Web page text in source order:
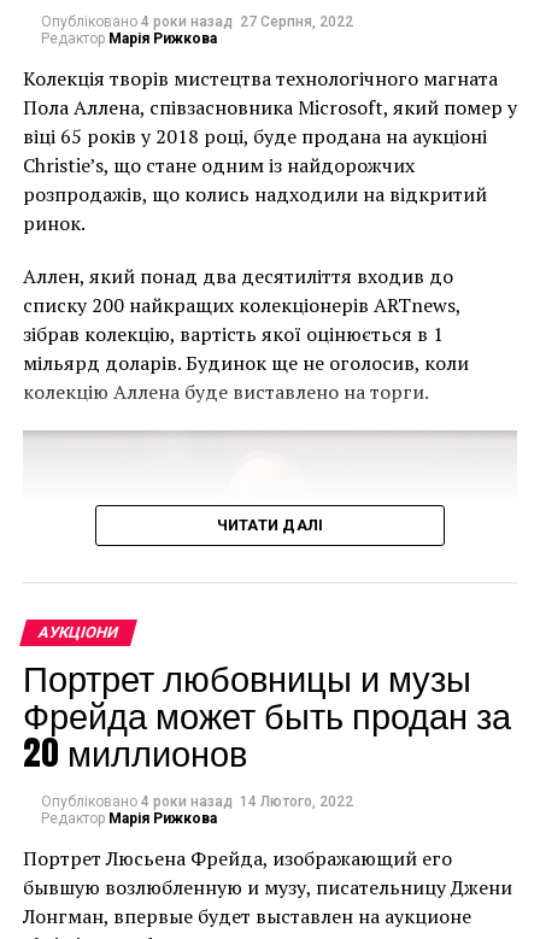
Bonhams продал 14 рисунков Сальвадора Дали
Опубліковано 4 роки назад 27 Серпня, 2022
Редактор Марія Рижкова
Колекція творів мистецтва технологічного магната
Пола Аллена, співзасновника Microsoft, який помер у
віці 65 років у 2018 році, буде продана на аукціоні
Christie’s, що стане одним із найдорожчих
розпродажів, що колись надходили на відкритий
ринок.
Аллен, який понад два десятиліття входив до
списку 200 найкращих колекціонерів ARTnews,
зібрав колекцію, вартість якої оцінюється в 1
мільярд доларів. Будинок ще не оголосив, коли
колекцію Аллена буде виставлено на торги.
Christie’s продасть групу зі 150 творів мистецтва зі
спадщини Аллена. Цей продаж може стати
найдорожчою колекцією творів мистецтва за всю
історію аукціонів, випередивши два нещодавні
значущі аукціони з продажу одного власника.
Очікується, що вона перевищить суму в 922
ЧИТАТИ ДАЛІ
АУКЦІОНИ
Портрет любовницы и музы
Фрейда может быть продан за
20 миллионов
Опубліковано 4 роки назад 14 Лютого, 2022
Редактор Марія Рижкова
Портрет Люсьена Фрейда, изображающий его
бывшую возлюбленную и музу, писательницу Джени
Лонгман, впервые будет выставлен на аукционе